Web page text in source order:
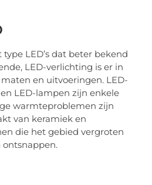
LED’s dat beter bekend
LED-verlichting is er in
en uitvoeringen. LED-
LED-lampen zijn enkele
warmteproblemen zijn
van keramiek en
die het gebied vergroten